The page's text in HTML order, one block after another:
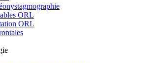
ORL
ORL